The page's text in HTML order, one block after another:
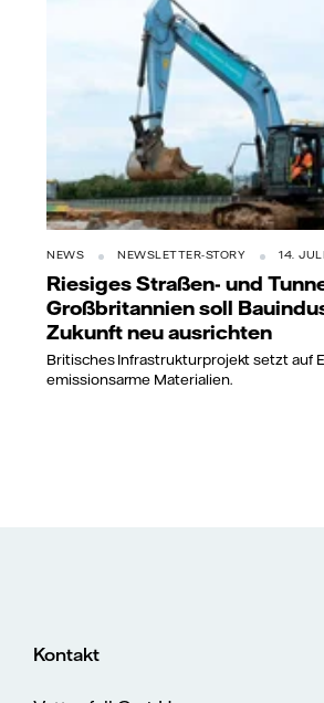
NEWS NEWSLETTER-STORY 14.
Riesiges Straßen- und
Großbritannien soll
Zukunft neu ausrichten
Britisches Infrastrukturprojekt setzt auf
emissionsarme Materialien.
Kontakt